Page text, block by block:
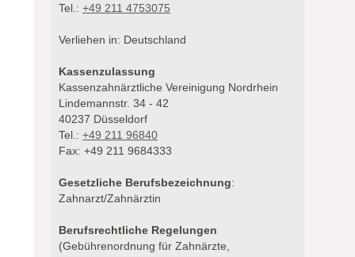
Tel.: +49 211 4753075
Verliehen in: Deutschland
Kassenzulassung
Kassenzahnärztliche Vereinigung Nordrhein
Lindemannstr. 34 - 42
40237 Düsseldorf
Tel.: +49 211 96840
Fax: +49 211 9684333
Gesetzliche Berufsbezeichnung:
Zahnarzt/Zahnärztin
Berufsrechtliche Regelungen
(Gebührenordnung für Zahnärzte,